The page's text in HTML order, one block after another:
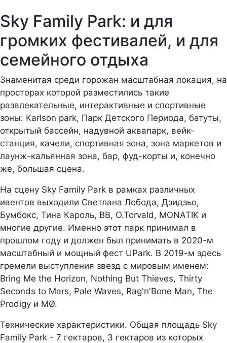
Sky Family Park: и для
громких фестивалей, и для
семейного отдыха
Знаменитая среди горожан масштабная локация, на
просторах которой разместились такие
развлекательные, интерактивные и спортивные
зоны: Karlson park, Парк Детского Периода, батуты,
открытый бассейн, надувной аквапарк, вейк-
станция, качели, спортивная зона, зона маркетов и
лаунж-кальянная зона, бар, фуд-корты и, конечно
же, большая сцена.
На сцену Sky Family Park в рамках различных
ивентов выходили Светлана Лобода, Дзидзьо,
Бумбокс, Тина Кароль, ВВ, O.Torvald, MONATIK и
многие другие. Именно этот парк принимал в
прошлом году и должен был принимать в 2020-м
масштабный и мощный фест UPark. В 2019-м здесь
гремели выступления звезд с мировым именем:
Bring Me the Horizon, Nothing But Thieves, Thirty
Seconds to Mars, Pale Waves, Rag'n'Bone Man, The
Prodigy и MØ.
Технические характеристики. Общая площадь Sky
Family Park - 7 гектаров, 3 гектаров из которых